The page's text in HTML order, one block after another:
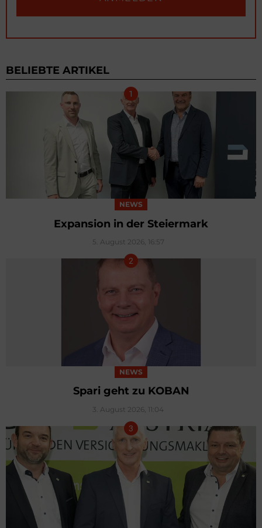
BELIEBTE ARTIKEL
NEWS
Expansion in der Steiermark
5. August 2026, 16:57
NEWS
Spari geht zu KOBAN
3. August 2026, 11:04